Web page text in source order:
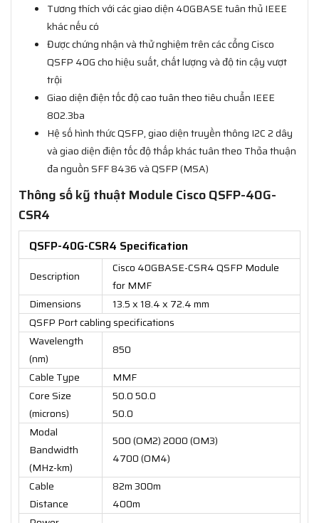
Tương thích với các giao diện 40GBASE tuân thủ IEEE
khác nếu có
Được chứng nhận và thử nghiệm trên các cổng Cisco
QSFP 40G cho hiệu suất, chất lượng và độ tin cậy vượt
trội
Giao diện điện tốc độ cao tuân theo tiêu chuẩn IEEE
802.3ba
Hệ số hình thức QSFP, giao diện truyền thông I2C 2 dây
và giao diện điện tốc độ thấp khác tuân theo Thỏa thuận
đa nguồn SFF 8436 và QSFP (MSA)
Thông số kỹ thuật Module Cisco QSFP-40G-
CSR4
QSFP-40G-CSR4 Specification
Description
Cisco 40GBASE-CSR4 QSFP Module
for MMF
Dimensions
13.5 x 18.4 x 72.4 mm
QSFP Port cabling specifications
Wavelength
(nm)
850
Cable Type
MMF
Core Size
(microns)
50.0 50.0
50.0
Modal
Bandwidth
(MHz-km)
500 (OM2) 2000 (OM3)
4700 (OM4)
Cable
Distance
82m 300m
400m